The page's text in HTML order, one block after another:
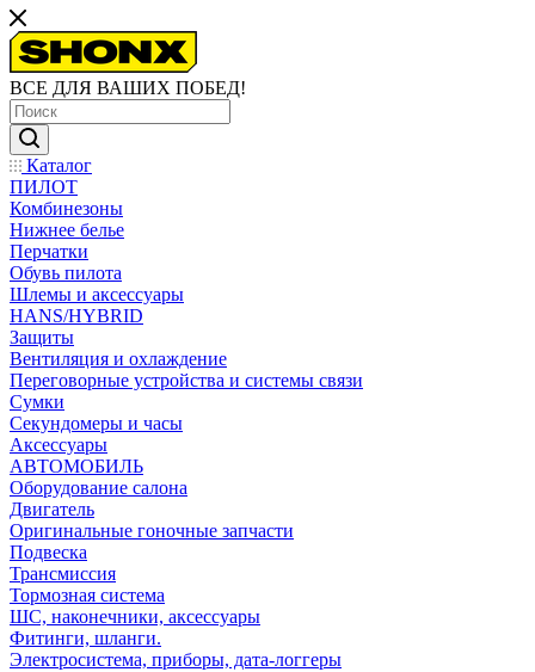
ВСЕ ДЛЯ ВАШИХ ПОБЕД!
Каталог
ПИЛОТ
Комбинезоны
Нижнее белье
Перчатки
Обувь пилота
Шлемы и аксессуары
HANS/HYBRID
Защиты
Вентиляция и охлаждение
Переговорные устройства и системы связи
Сумки
Секундомеры и часы
Аксессуары
АВТОМОБИЛЬ
Оборудование салона
Двигатель
Оригинальные гоночные запчасти
Подвеска
Трансмиссия
Тормозная система
ШС, наконечники, аксессуары
Фитинги, шланги.
Электросистема, приборы, дата-логгеры